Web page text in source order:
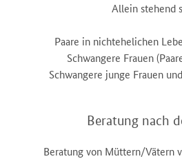
Allein stehend
Paare in nichtehelichen
Schwangere Frauen
Schwangere junge Frauen
Beratung nach
Beratung von Müttern/Vätern